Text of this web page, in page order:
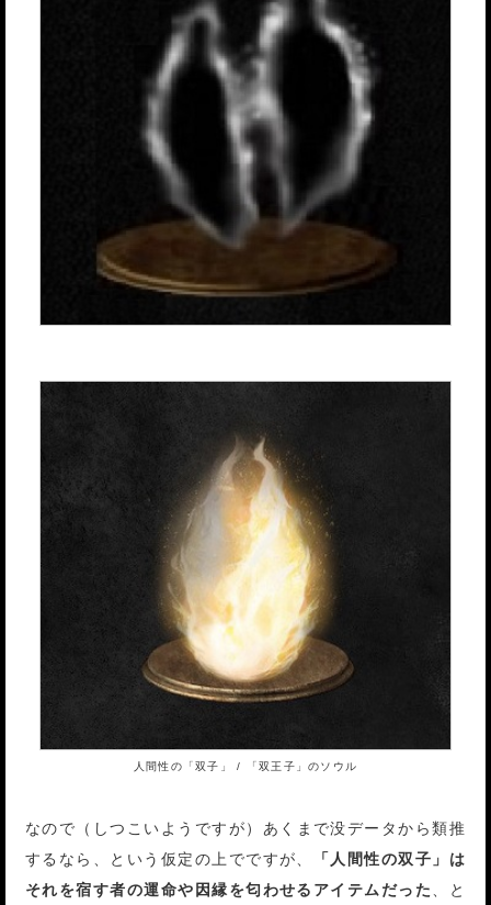
人間性の「双子」 / 「双王子」のソウル
なので（しつこいようですが）あくまで没データから類推
するなら、という仮定の上でですが、
「人間性の双子」は
それを宿す者の運命や因縁を匂わせるアイテムだった
、と